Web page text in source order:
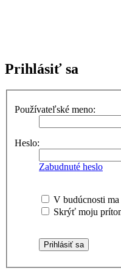
Prihlásiť sa
Používateľské meno:
Heslo:
Zabudnuté heslo
V budúcnosti
Skrýť moju